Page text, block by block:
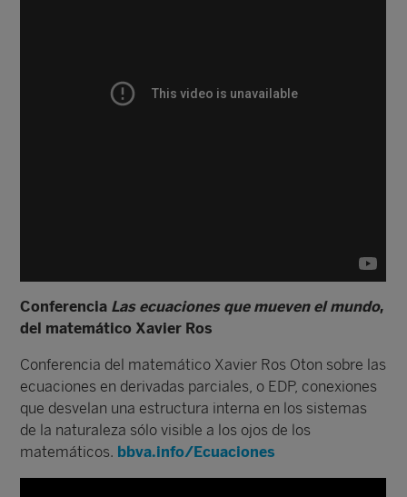
Conferencia Las ecuaciones que mueven el mundo,
del matemático Xavier Ros
Conferencia del matemático Xavier Ros Oton sobre las
ecuaciones en derivadas parciales, o EDP, conexiones
que desvelan una estructura interna en los sistemas
de la naturaleza sólo visible a los ojos de los
matemáticos. bbva.info/Ecuaciones